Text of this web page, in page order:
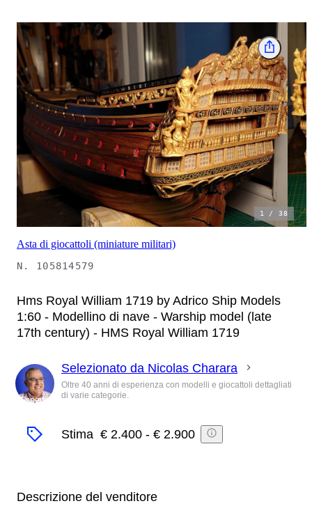
1 /38
Asta di giocattoli (miniature militari)
N. 105814579
Hms Royal William 1719 by Adrico Ship Models
1:60 - Modellino di nave - Warship model (late
17th century) - HMS Royal William 1719
Esperto
Selezionato da Nicolas Charara
Oltre 40 anni di esperienza con modelli e giocattoli dettagliati
di varie categorie.
Stima € 2.400 - € 2.900
Descrizione del venditore